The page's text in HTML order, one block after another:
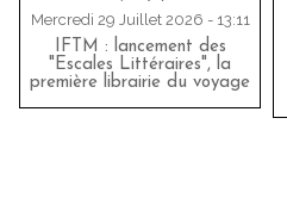
Mercredi 29 Juillet 2026 - 13:11
IFTM : lancement des
"Escales Littéraires", la
première librairie du voyage